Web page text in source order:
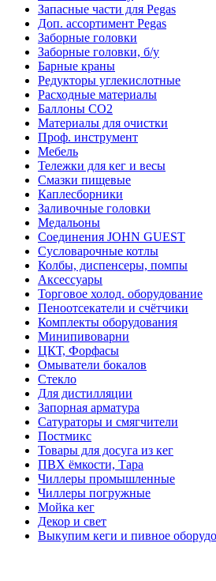
Запасные части для Pegas
Доп. ассортимент Pegas
Заборные головки
Заборные головки, б/у
Барные краны
Редукторы углекислотные
Расходные материалы
Баллоны CO2
Материалы для очистки
Проф. инструмент
Мебель
Тележки для кег и весы
Смазки пищевые
Каплесборники
Заливочные головки
Медальоны
Соединения JOHN GUEST
Сусловарочные котлы
Колбы, диспенсеры, помпы
Аксессуары
Торговое холод. оборудование
Пеноотсекатели и счётчики
Комплекты оборудования
Минипивоварни
ЦКТ, Форфасы
Омыватели бокалов
Стекло
Для дистилляции
Запорная арматура
Сатураторы и смягчители
Постмикс
Товары для досуга из кег
ПВХ ёмкости, Тара
Чиллеры промышленные
Чиллеры погружные
Мойка кег
Декор и свет
Выкупим кеги и пивное